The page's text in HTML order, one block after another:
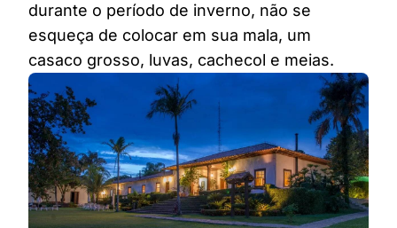
durante o período de inverno, não se
esqueça de colocar em sua mala, um
casaco grosso, luvas, cachecol e meias.